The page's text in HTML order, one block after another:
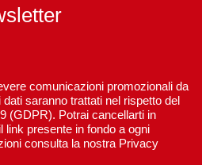
comunicazioni promozionali da
saranno trattati nel rispetto del
(GDPR). Potrai cancellarti in
presente in fondo a ogni
consulta la nostra Privacy